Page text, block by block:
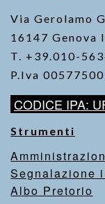
Via Gerolamo
16147 Genova
T. +39.010-
P.Iva
CODICE IPA:
Strumenti
Segnalazione
Albo Pretorio